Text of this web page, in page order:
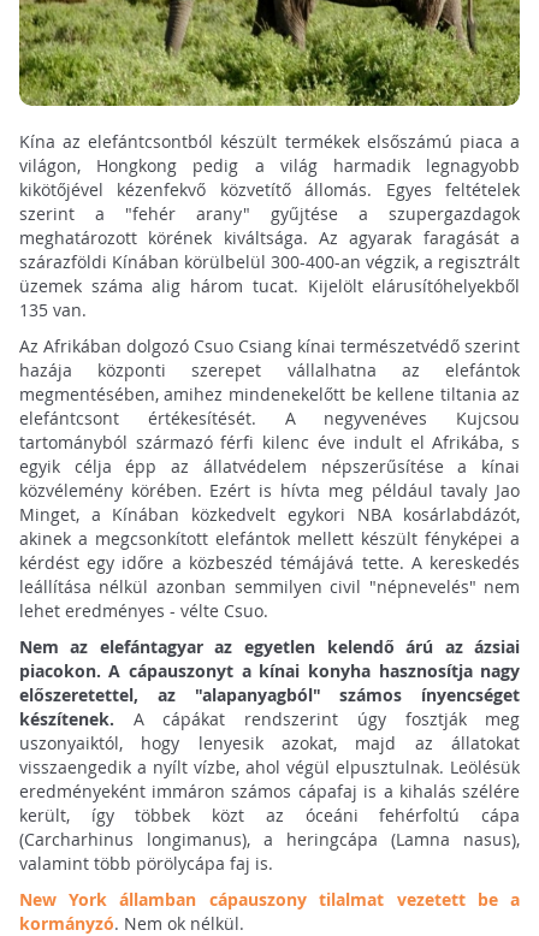
Kína az elefántcsontból készült termékek elsőszámú piaca a
világon, Hongkong pedig a világ harmadik legnagyobb
kikötőjével kézenfekvő közvetítő állomás. Egyes feltételek
szerint a "fehér arany" gyűjtése a szupergazdagok
meghatározott körének kiváltsága. Az agyarak faragását a
szárazföldi Kínában körülbelül 300-400-an végzik, a regisztrált
üzemek száma alig három tucat. Kijelölt elárusítóhelyekből
135 van.
Az Afrikában dolgozó Csuo Csiang kínai természetvédő szerint
hazája központi szerepet vállalhatna az elefántok
megmentésében, amihez mindenekelőtt be kellene tiltania az
elefántcsont értékesítését. A negyvenéves Kujcsou
tartományból származó férfi kilenc éve indult el Afrikába, s
egyik célja épp az állatvédelem népszerűsítése a kínai
közvélemény körében. Ezért is hívta meg például tavaly Jao
Minget, a Kínában közkedvelt egykori NBA kosárlabdázót,
akinek a megcsonkított elefántok mellett készült fényképei a
kérdést egy időre a közbeszéd témájává tette. A kereskedés
leállítása nélkül azonban semmilyen civil "népnevelés" nem
lehet eredményes - vélte Csuo.
Nem az elefántagyar az egyetlen kelendő árú az ázsiai
piacokon. A cápauszonyt a kínai konyha hasznosítja nagy
előszeretettel, az "alapanyagból" számos ínyencséget
készítenek. A cápákat rendszerint úgy fosztják meg
uszonyaiktól, hogy lenyesik azokat, majd az állatokat
visszaengedik a nyílt vízbe, ahol végül elpusztulnak. Leölésük
eredményeként immáron számos cápafaj is a kihalás szélére
került, így többek közt az óceáni fehérfoltú cápa
(Carcharhinus longimanus), a heringcápa (Lamna nasus),
valamint több pörölycápa faj is.
New York államban cápauszony tilalmat vezetett be a
kormányzó. Nem ok nélkül.